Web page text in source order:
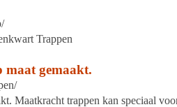
Trappen
gemaakt.
Maatkracht trappen kan speciaal